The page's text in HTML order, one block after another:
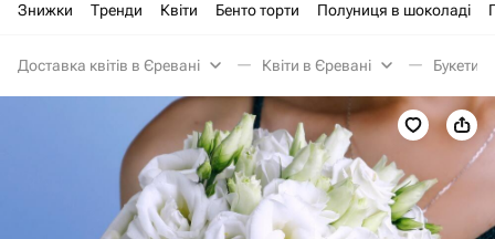
Знижки Тренди Квіти Бенто торти Полуниця в шоколаді
Доставка квітів в Єревані Квіти в Єревані Букети